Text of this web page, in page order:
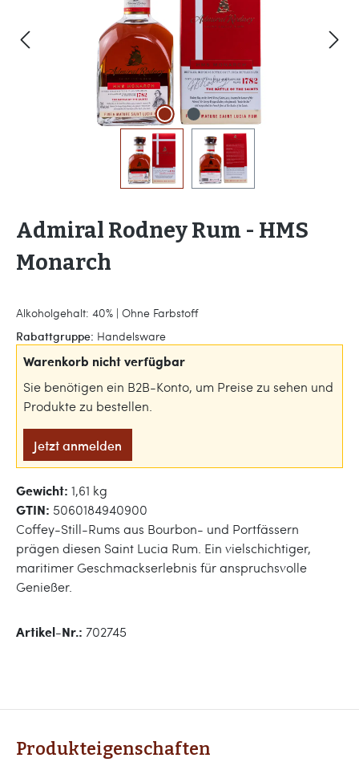
Admiral Rodney Rum - HMS
Monarch
Alkoholgehalt: 40% | Ohne Farbstoff
Rabattgruppe: Handelsware
Warenkorb nicht verfügbar
Sie benötigen ein B2B-Konto, um Preise zu sehen und
Produkte zu bestellen.
Jetzt anmelden
Gewicht: 1,61 kg
GTIN: 5060184940900
Coffey-Still-Rums aus Bourbon- und Portfässern
prägen diesen Saint Lucia Rum. Ein vielschichtiger,
maritimer Geschmackserlebnis für anspruchsvolle
Genießer.
Artikel-Nr.: 702745
Produkteigenschaften